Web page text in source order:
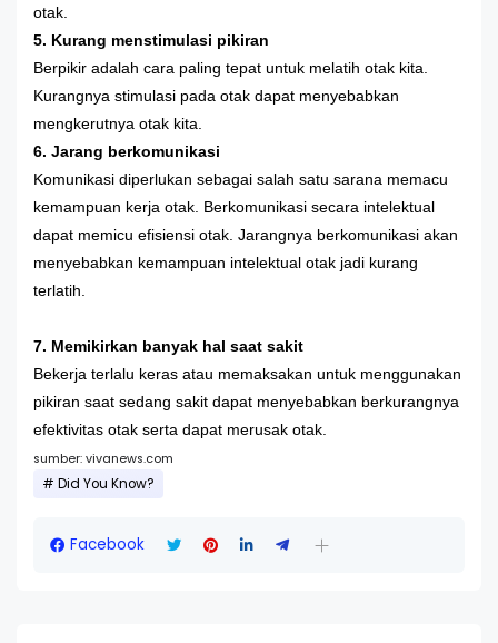
otak.
5. Kurang menstimulasi pikiran
Berpikir adalah cara paling tepat untuk melatih otak kita.
Kurangnya stimulasi pada otak dapat menyebabkan
mengkerutnya otak kita.
6. Jarang berkomunikasi
Komunikasi diperlukan sebagai salah satu sarana memacu
kemampuan kerja otak. Berkomunikasi secara intelektual
dapat memicu efisiensi otak. Jarangnya berkomunikasi akan
menyebabkan kemampuan intelektual otak jadi kurang
terlatih.
7. Memikirkan banyak hal saat sakit
Bekerja terlalu keras atau memaksakan untuk menggunakan
pikiran saat sedang sakit dapat menyebabkan berkurangnya
efektivitas otak serta dapat merusak otak.
sumber: vivanews.com
Did You Know?
Facebook